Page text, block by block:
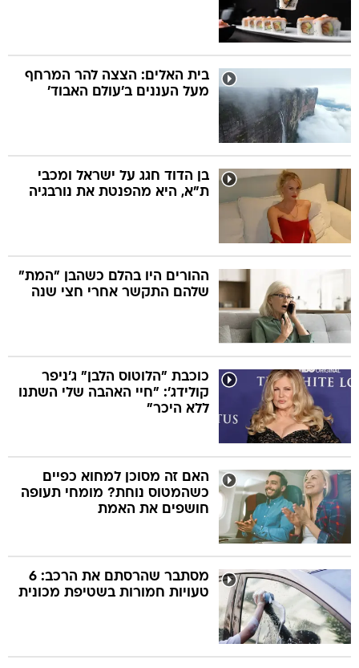
בית האלים: הצצה להר המרחף
מעל העננים ב'עולם האבוד'
בן הדוד חגג על ישראל ומכבי
ת"א, היא מהפנטת את נורבגיה
ההורים היו בהלם כשהבן "המת"
שלהם התקשר אחרי חצי שנה
כוכבת "הלוטוס הלבן" ג'ניפר
קולידג': "חיי האהבה שלי השתנו
ללא היכר"
האם זה מסוכן למחוא כפיים
כשהמטוס נוחת? מומחי תעופה
חושפים את האמת
מסתבר שהרסתם את הרכב: 6
טעויות חמורות בשטיפת מכונית